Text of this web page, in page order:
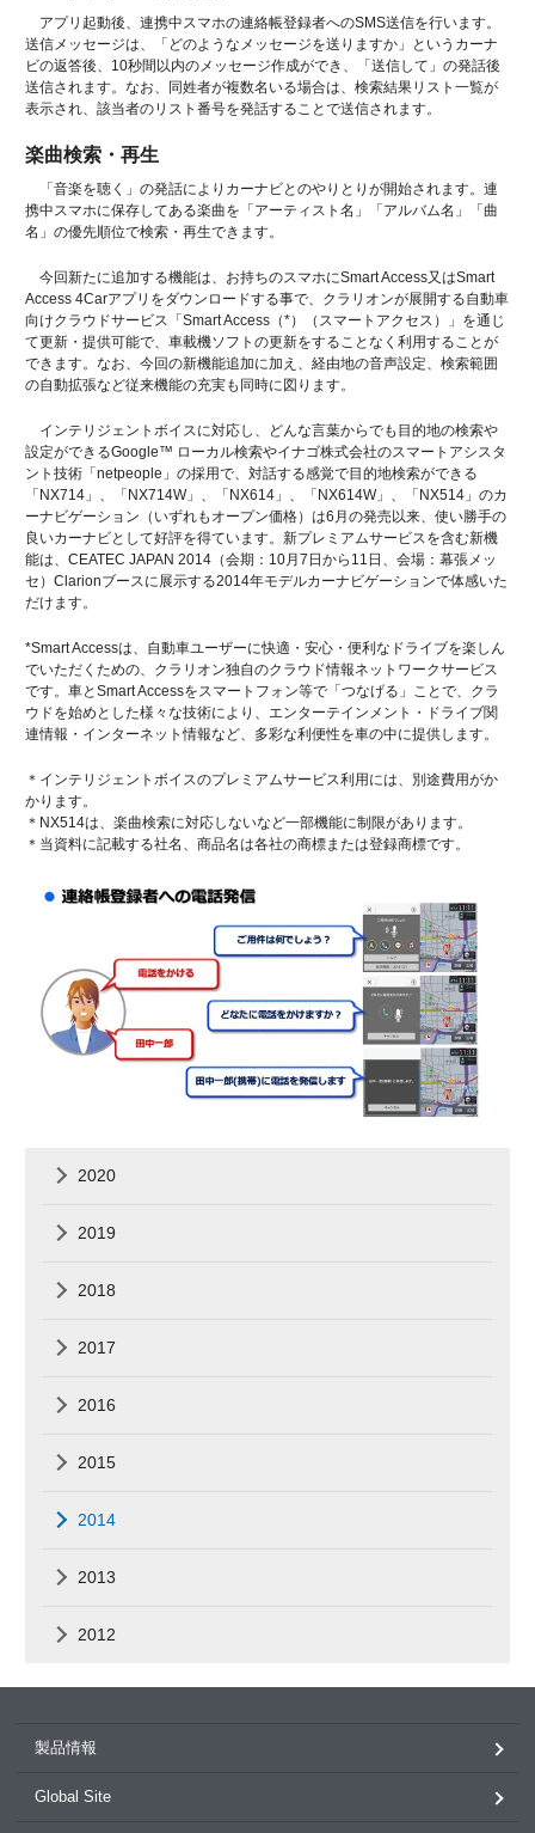
アプリ起動後、連携中スマホの連絡帳登録者へのSMS送信を行います。
送信メッセージは、「どのようなメッセージを送りますか」というカーナ
ビの返答後、10秒間以内のメッセージ作成ができ、「送信して」の発話後
送信されます。なお、同姓者が複数名いる場合は、検索結果リスト一覧が
表示され、該当者のリスト番号を発話することで送信されます。
楽曲検索・再生
「音楽を聴く」の発話によりカーナビとのやりとりが開始されます。連
携中スマホに保存してある楽曲を「アーティスト名」「アルバム名」「曲
名」の優先順位で検索・再生できます。
今回新たに追加する機能は、お持ちのスマホにSmart Access又はSmart
Access 4Carアプリをダウンロードする事で、クラリオンが展開する自動車
向けクラウドサービス「Smart Access（*）（スマートアクセス）」を通じ
て更新・提供可能で、車載機ソフトの更新をすることなく利用することが
できます。なお、今回の新機能追加に加え、経由地の音声設定、検索範囲
の自動拡張など従来機能の充実も同時に図ります。
インテリジェントボイスに対応し、どんな言葉からでも目的地の検索や
設定ができるGoogle™ ローカル検索やイナゴ株式会社のスマートアシスタ
ント技術「netpeople」の採用で、対話する感覚で目的地検索ができる
「NX714」、「NX714W」、「NX614」、「NX614W」、「NX514」のカ
ーナビゲーション（いずれもオープン価格）は6月の発売以来、使い勝手の
良いカーナビとして好評を得ています。新プレミアムサービスを含む新機
能は、CEATEC JAPAN 2014（会期：10月7日から11日、会場：幕張メッ
セ）Clarionブースに展示する2014年モデルカーナビゲーションで体感いた
だけます。
*Smart Accessは、自動車ユーザーに快適・安心・便利なドライブを楽しん
でいただくための、クラリオン独自のクラウド情報ネットワークサービス
です。車とSmart Accessをスマートフォン等で「つなげる」ことで、クラ
ウドを始めとした様々な技術により、エンターテインメント・ドライブ関
連情報・インターネット情報など、多彩な利便性を車の中に提供します。
＊インテリジェントボイスのプレミアムサービス利用には、別途費用がか
かります。
＊NX514は、楽曲検索に対応しないなど一部機能に制限があります。
＊当資料に記載する社名、商品名は各社の商標または登録商標です。
2020
2019
2018
2017
2016
2015
2014
2013
2012
製品情報
Global Site